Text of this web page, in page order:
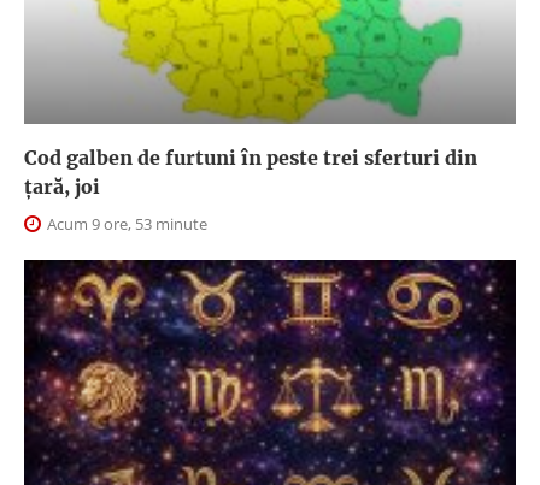
Cod galben de furtuni în peste trei sferturi din
țară, joi
Acum 9 ore, 53 minute